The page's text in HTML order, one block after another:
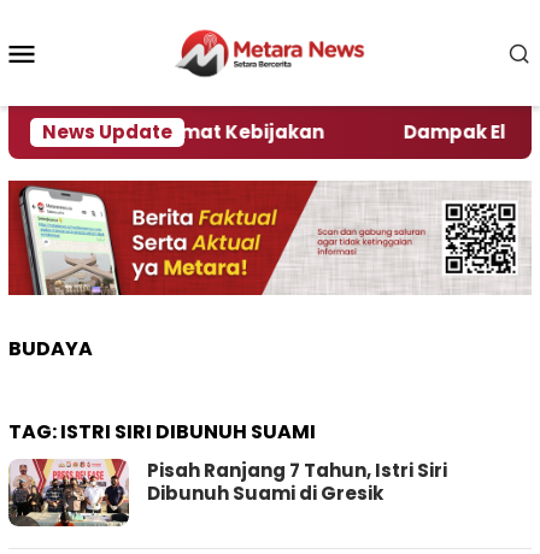
konten
News Update
Kata Pengamat Kebijakan Dampak El Nino,
BUDAYA
TAG:ISTRI SIRI DIBUNUH SUAMI
Pisah Ranjang 7 Tahun, Istri Siri
Dibunuh Suami di Gresik